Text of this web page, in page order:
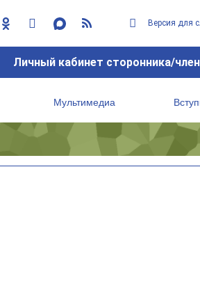
Версия для
Личный кабинет сторонника/
Мультимедиа